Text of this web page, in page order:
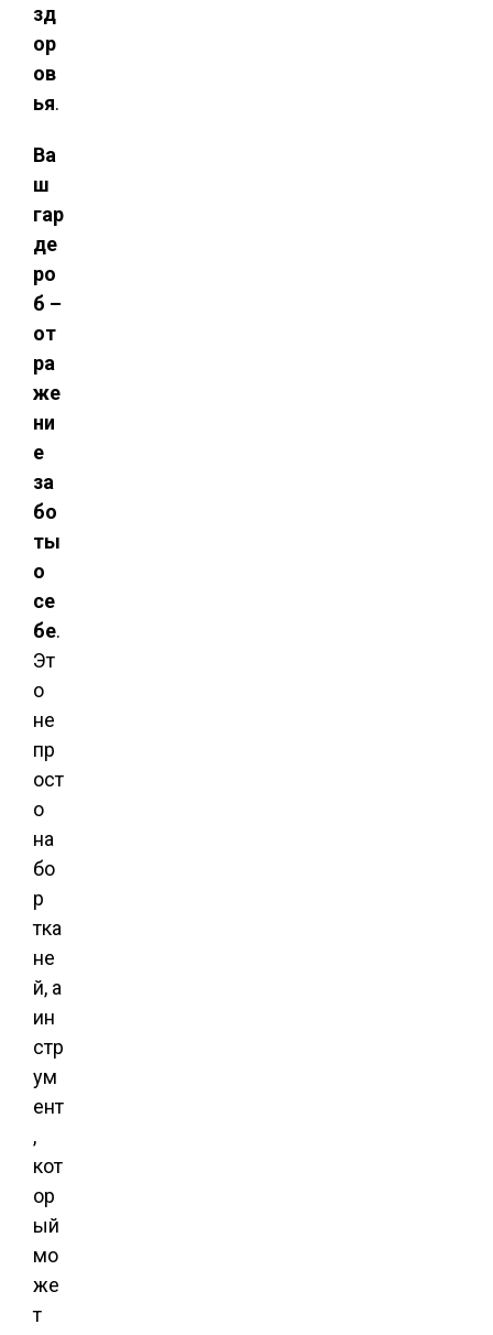
зд
ор
ов
ья.
Ва
ш
гар
де
ро
б –
от
ра
же
ни
е
за
бо
ты
о
се
бе.
Эт
о
не
пр
ост
о
на
бо
р
тка
не
й, а
ин
стр
ум
ент
,
кот
ор
ый
мо
же
т